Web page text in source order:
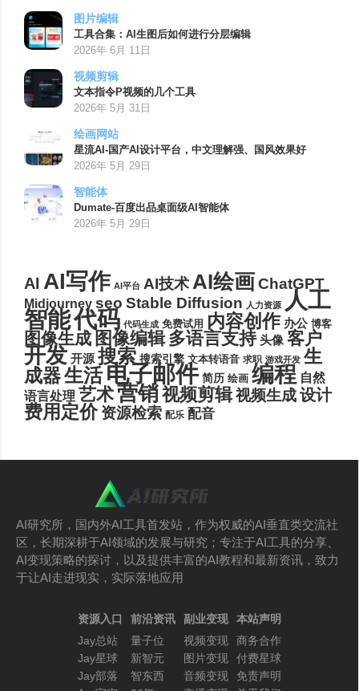
图片编辑
工具合集：AI生图后如何进行分层编辑
2026年 6月 11日
视频剪辑
文本指令P视频的几个工具
2026年 5月 31日
绘画网站
星流AI-国产AI设计平台，中文理解强、国风效果好
2026年 5月 29日
智能体
Dumate-百度出品桌面级AI智能体
2026年 5月 29日
AI AI写作 AI平台 AI技术AI绘画ChatGPT
Midjourney seo Stable Diffusion 人力资源 人工
智能代码 代码生成 免费试用 内容创作 办公 博客
图像生成 图像编辑 多语言支持 头像 客户
开发 开源 搜索 搜索引擎 文本转语音 求职 游戏开发 生
成器生活电子邮件 简历 绘画 编程 自然
语言处理 艺术营销视频剪辑视频生成设计
费用定价 资源检索 配乐 配音
AI研究所，国内外AI工具首发站，作为权威的AI垂直类交流社
区，长期深耕于AI领域的发展与研究；专注于AI工具的分享、
AI变现策略的探讨，以及提供丰富的AI教程和最新资讯，致力
于让AI走进现实，实际落地应用
资源入口
Jay总站
Jay星球
Jay部落
前沿资讯
量子位
新智元
智东西
副业变现
视频变现
图片变现
音频变现
本站声明
商务合作
付费星球
免责声明